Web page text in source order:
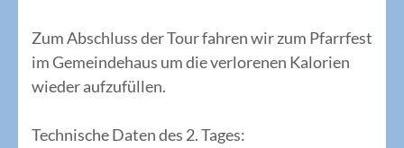
Zum Abschluss der Tour fahren wir zum Pfarrfest
im Gemeindehaus um die verlorenen Kalorien
wieder aufzufüllen.
Technische Daten des 2. Tages: